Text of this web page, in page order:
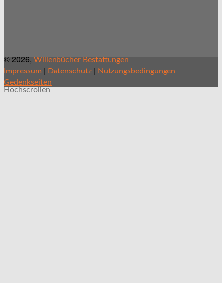
© 2026, Willenbücher Bestattungen
Impressum | Datenschutz | Nutzungsbedingungen
Gedenkseiten
Hochscrollen